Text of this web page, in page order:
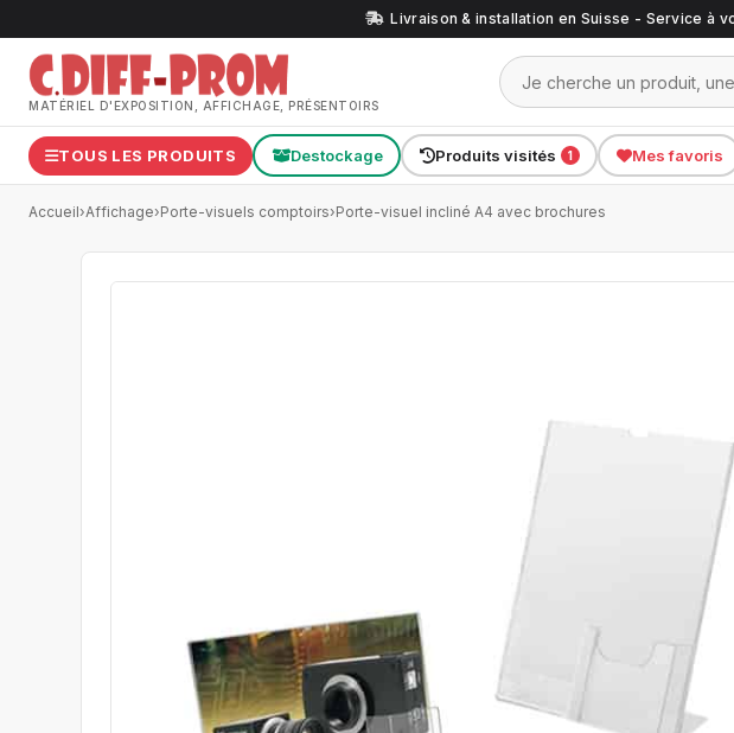
Livraison & installation en Suisse - Service à
MATÉRIEL D'EXPOSITION, AFFICHAGE, PRÉSENTOIRS
TOUS LES PRODUITS Destockage Produits visités 1 Mes favoris
Accueil›Affichage›Porte-visuels comptoirs›Porte-visuel incliné A4 avec brochures